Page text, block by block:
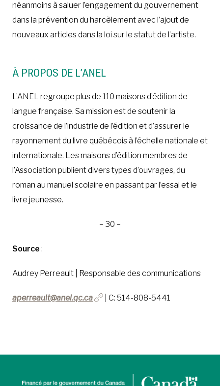
néanmoins à saluer l’engagement du gouvernement
dans la prévention du harcèlement avec l’ajout de
nouveaux articles dans la loi sur le statut de l’artiste.
À PROPOS DE L’ANEL
L’ANEL regroupe plus de 110 maisons d’édition de
langue française. Sa mission est de soutenir la
croissance de l’industrie de l’édition et d’assurer le
rayonnement du livre québécois à l’échelle nationale et
internationale. Les maisons d’édition membres de
l’Association publient divers types d’ouvrages, du
roman au manuel scolaire en passant par l’essai et le
livre jeunesse.
– 30 –
Source :
Audrey Perreault | Responsable des communications
aperreault@anel.qc.ca | C: 514-808-5441